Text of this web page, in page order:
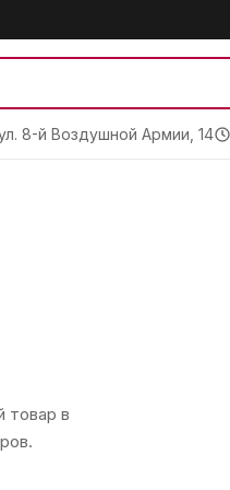
8-й Воздушной Армии, 14
товар в